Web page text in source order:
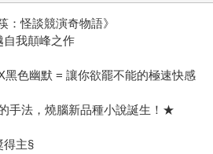
：怪談競演奇物語》
我顛峰之作
色幽默 = 讓你欲罷不能的極速快感
手法，燒腦新品種小說誕生！★
得主§